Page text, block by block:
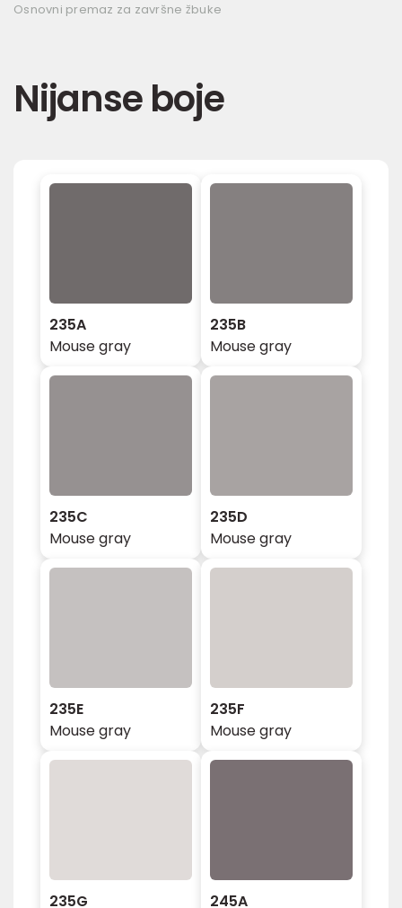
Osnovni premaz za završne žbuke
Nijanse boje
235A
Mouse gray
235B
Mouse gray
235C
Mouse gray
235D
Mouse gray
235E
Mouse gray
235F
Mouse gray
235G 245A